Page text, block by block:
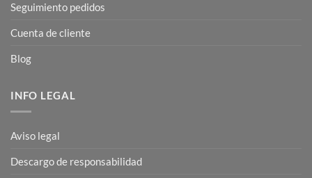
Seguimiento pedidos
Cuenta de cliente
Blog
INFO LEGAL
Aviso legal
Descargo de responsabilidad